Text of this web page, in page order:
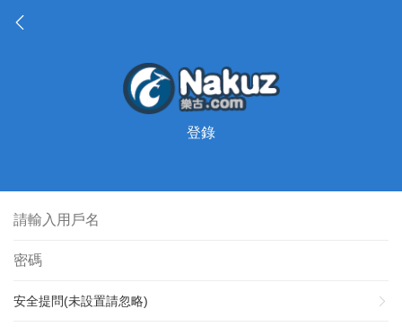
登錄
安全提問(未設置請忽略)